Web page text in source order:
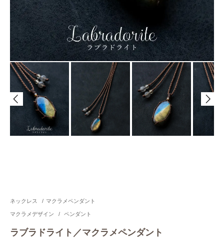
ネックレス / マクラメペンダント
マクラメデザイン / ペンダント
ラブラドライト／マクラメペンダント